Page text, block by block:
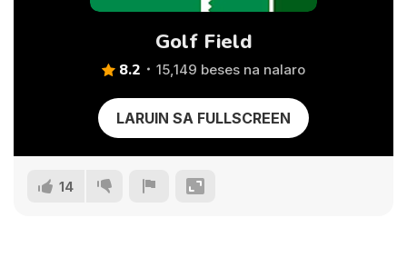
Golf Field
8.2 15,149 beses na nalaro
LARUIN SA FULLSCREEN
14